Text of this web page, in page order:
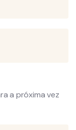
a próxima vez